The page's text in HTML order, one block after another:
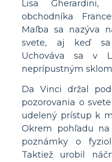
Lisa Gherardini,
obchodníka
Maľba sa nazýva
svete, aj keď sa
Uchováva sa v
neprípustným
Da Vinci držal
pozorovania o
udelený prístup k
Okrem pohľadu
poznámky o
Taktiež urobil